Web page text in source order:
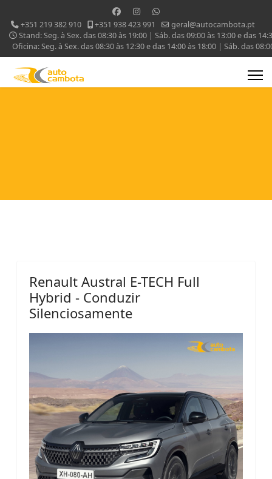
+351 219 382 910 +351 938 423 991
geral@autocambota.pt
Stand: Seg. à Sex. das 08:30 às 19:00 | Sáb. das 09:00 às 13:00 e das
Oficina: Seg. à Sex. das 08:30 às 12:30 e das 14:00 às 18:00 | Sáb. das
Renault Austral E-TECH Full
Hybrid - Conduzir
Silenciosamente